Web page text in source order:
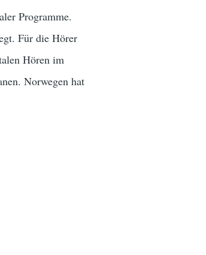
Programme.
Für die Hörer
Hören im
Norwegen hat